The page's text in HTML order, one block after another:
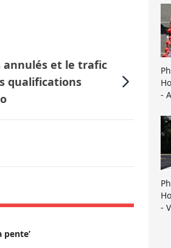
annulés et le trafic
qualifications
-
-